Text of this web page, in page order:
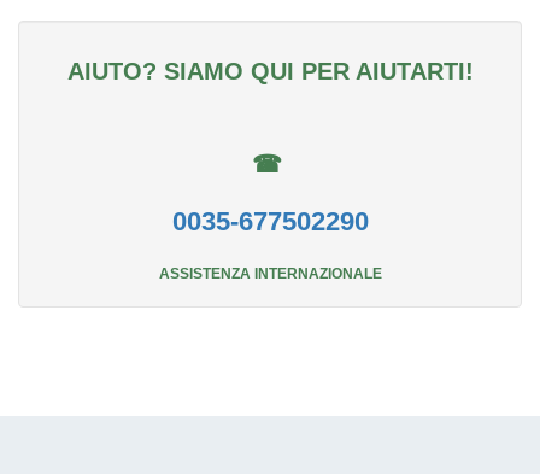
AIUTO? SIAMO QUI PER AIUTARTI!
☎
0035-677502290
ASSISTENZA INTERNAZIONALE